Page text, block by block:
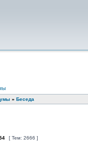
» Беседа
[ Тем: 2666 ]